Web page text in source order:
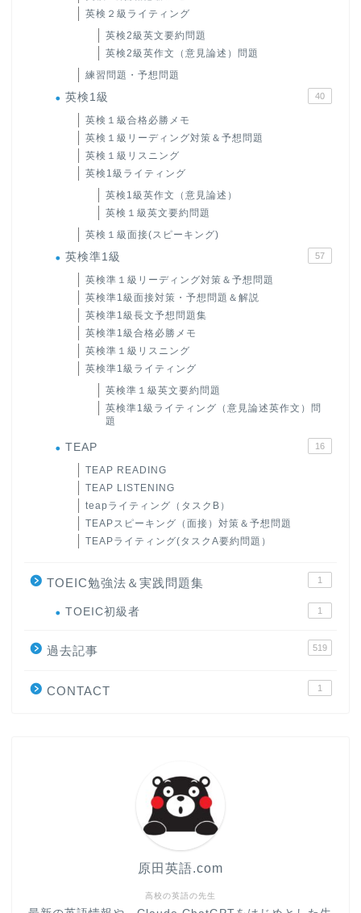
英検２級ライティング
英検2級英文要約問題
英検2級英作文（意見論述）問題
練習問題・予想問題
英検1級 40
英検１級合格必勝メモ
英検１級リーディング対策＆予想問題
英検１級リスニング
英検1級ライティング
英検1級英作文（意見論述）
英検１級英文要約問題
英検１級面接(スピーキング)
英検準1級 57
英検準１級リーディング対策＆予想問題
英検準1級面接対策・予想問題＆解説
英検準1級長文予想問題集
英検準1級合格必勝メモ
英検準１級リスニング
英検準1級ライティング
英検準１級英文要約問題
英検準1級ライティング（意見論述英作文）問
題
TEAP 16
TEAP READING
TEAP LISTENING
teapライティング（タスクB）
TEAPスピーキング（面接）対策＆予想問題
TEAPライティング(タスクA要約問題）
TOEIC勉強法＆実践問題集 1
TOEIC初級者 1
過去記事 519
CONTACT 1
高校の英語の先生
原田英語.com
大学入試英語対策講座
英語名言・格言・カッコい
い英語＆素敵な英文フレー